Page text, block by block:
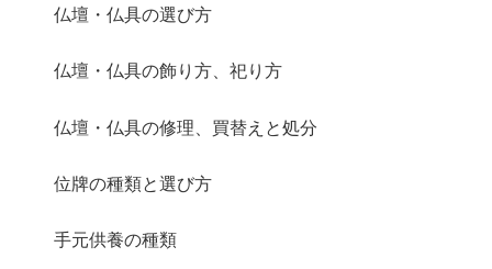
仏壇・仏具の選び方
仏壇・仏具の飾り方、祀り方
仏壇・仏具の修理、買替えと処分
位牌の種類と選び方
手元供養の種類